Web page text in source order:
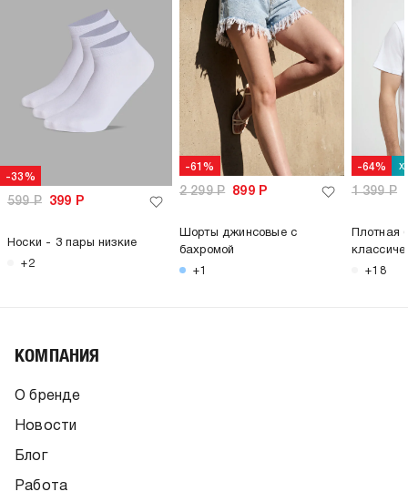
-33%
599Р 399 Р
Носки - 3 пары низкие
+2
-61%
2 299Р 899Р
Шорты джинсовые с
бахромой
+1
-64%
1 399Р
Плотная
+18
КОМПАНИЯ
О бренде
Новости
Блог
Работа